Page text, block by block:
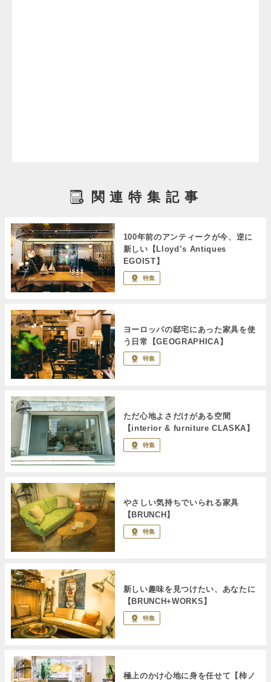
関連特集記事
100年前のアンティークが今、逆に
新しい【Lloyd’s Antiques
EGOIST】
特集
ヨーロッパの邸宅にあった家具を使
う日常【GEOGRAPHICA】
特集
ただ心地よさだけがある空間
【interior & furniture CLASKA】
特集
やさしい気持ちでいられる家具
【BRUNCH】
特集
新しい趣味を見つけたい、あなたに
【BRUNCH+WORKS】
特集
極上のかけ心地に身を任せて【柿ノ